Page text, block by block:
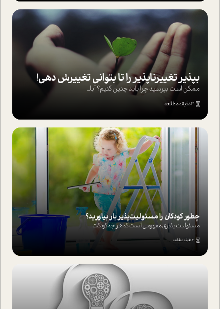
بپذير تغييرناپذير را تا بتواني تغييرش دهي!‏
ممکن است بپرسيد چرا بايد چنين کنيم؟ آيا...
3 دقیقه مطالعه
چطور کودکان را مسئولیت‌پذیر بار بیاورید؟
مسئولیت پذیری مفهومی ا ست که هر چه کودکت...
4 دقیقه مطالعه